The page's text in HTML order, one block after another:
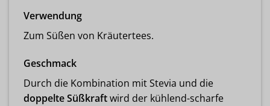
Verwendung
Zum Süßen von Kräutertees.
Geschmack
Durch die Kombination mit Stevia und die
doppelte Süßkraftwird der kühlend-scharfe